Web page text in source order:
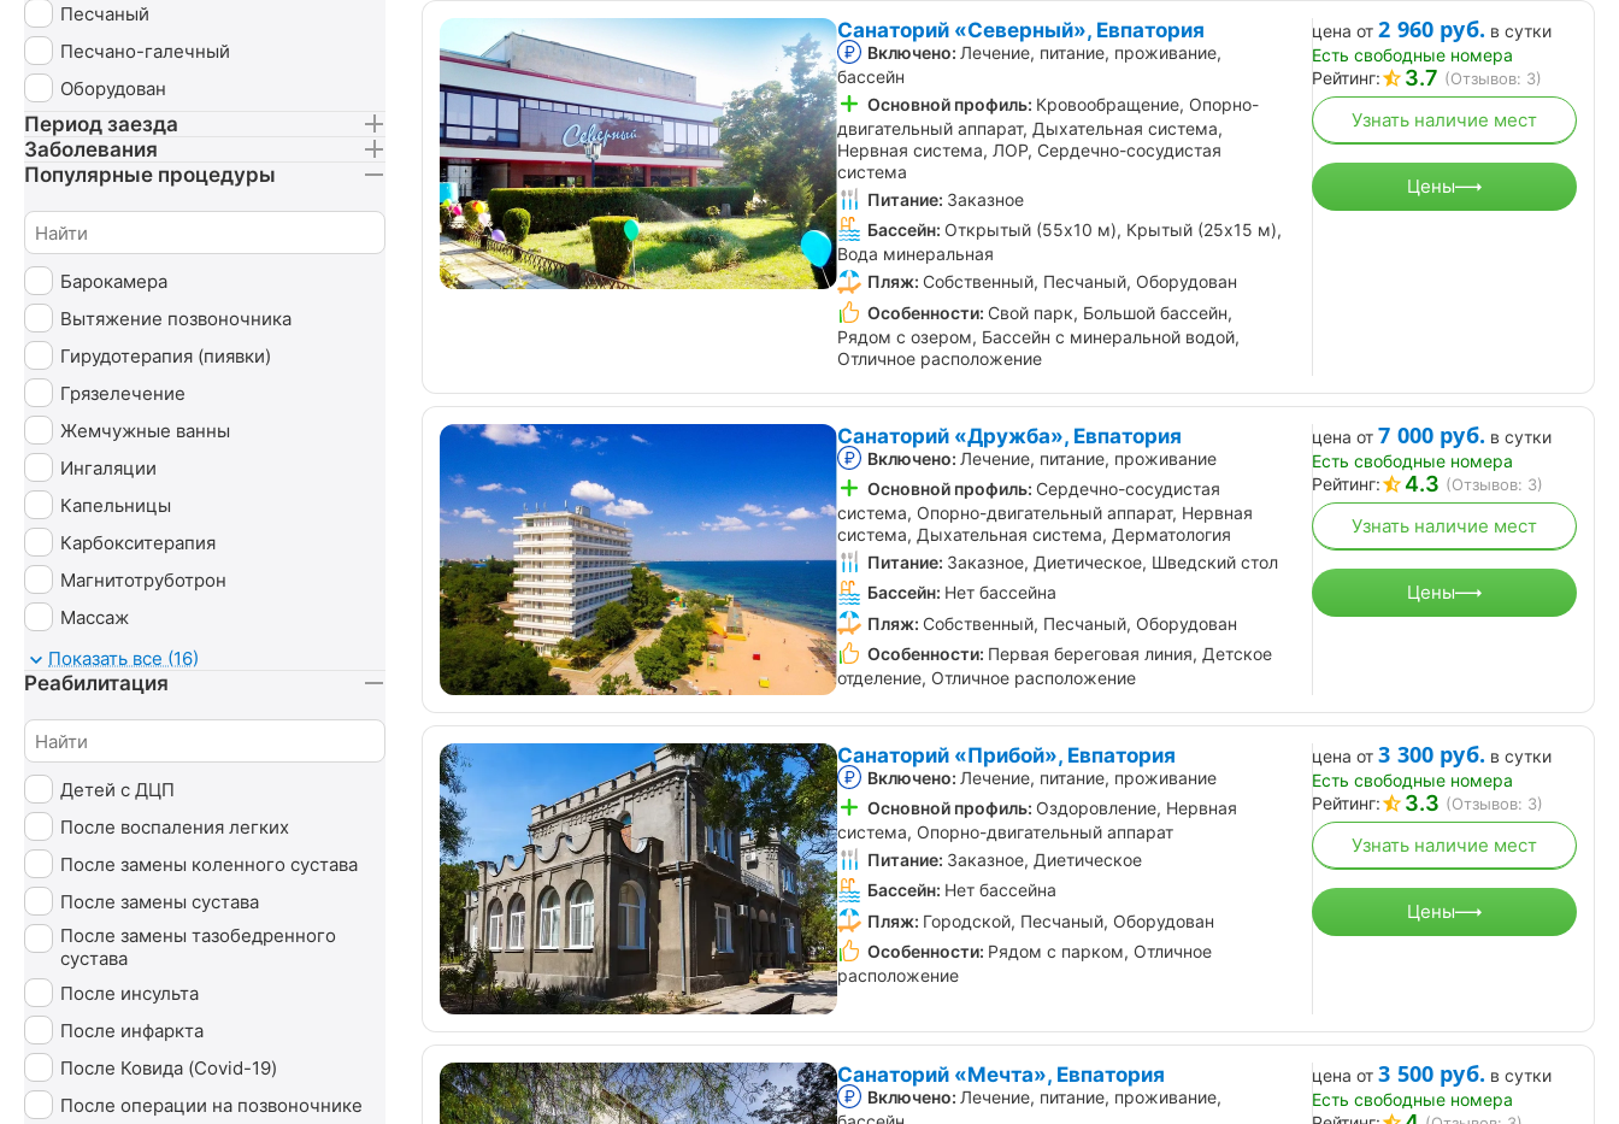
Санаторий «Северный», Евпатория
Включено: Лечение, питание, проживание,
бассейн
Основной профиль: Кровообращение, Опорно-
двигательный аппарат, Дыхательная система,
Нервная система, ЛОР, Сердечно-сосудистая
система
Питание: Заказное
Бассейн: Открытый (55х10 м), Крытый (25х15 м),
Вода минеральная
Пляж: Собственный, Песчаный, Оборудован
Особенности: Свой парк, Большой бассейн,
Рядом с озером, Бассейн с минеральной водой,
Отличное расположение
цена от 2 960 руб. в сутки
Есть свободные номера
Рейтинг:
3.7 (Отзывов: 3)
Узнать наличие мест
Цены
Санаторий «Дружба», Евпатория
Включено: Лечение, питание, проживание
Основной профиль: Сердечно-сосудистая
система, Опорно-двигательный аппарат, Нервная
система, Дыхательная система, Дерматология
Питание: Заказное, Диетическое, Шведский стол
Бассейн: Нет бассейна
Пляж: Собственный, Песчаный, Оборудован
Особенности: Первая береговая линия, Детское
отделение, Отличное расположение
цена от 7 000 руб. в сутки
Есть свободные номера
Рейтинг:
4.3 (Отзывов: 3)
Узнать наличие мест
Цены
Санаторий «Прибой», Евпатория
Включено: Лечение, питание, проживание
Основной профиль: Оздоровление, Нервная
система, Опорно-двигательный аппарат
Питание: Заказное, Диетическое
Бассейн: Нет бассейна
Пляж: Городской, Песчаный, Оборудован
Особенности: Рядом с парком, Отличное
расположение
цена от 3 300 руб. в сутки
Есть свободные номера
Рейтинг:
3.3 (Отзывов: 3)
Узнать наличие мест
Цены
Санаторий «Мечта», Евпатория
Включено: Лечение, питание, проживание,
цена от 3 500 руб. в сутки
Есть свободные номера
Песчаный
Песчано-галечный
Оборудован
Период заезда
Заболевания
Популярные процедуры
Барокамера
Вытяжение позвоночника
Гирудотерапия (пиявки)
Грязелечение
Жемчужные ванны
Ингаляции
Капельницы
Карбокситерапия
Магнитотруботрон
Массаж
Минеральные ванны
Озонотерапия
Сухие ванны (углекислые)
Ударно-волновая терапия (УВТ)
Без лечения
Показать все (16)
Реабилитация
Детей с ДЦП
После воспаления легких
После замены коленного сустава
После замены сустава
После замены тазобедренного
сустава
После инсульта
После инфаркта
После Ковида (Covid-19)
После операции на позвоночнике